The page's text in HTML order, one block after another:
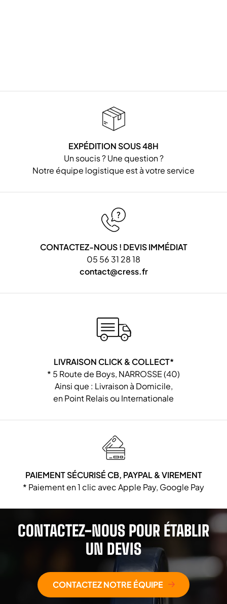
EXPÉDITION SOUS 48H
Un soucis ? Une question ?
Notre équipe logistique est à votre service
CONTACTEZ-NOUS ! DEVIS IMMÉDIAT
05 56 31 28 18
contact@cress.fr
LIVRAISON CLICK & COLLECT*
* 5 Route de Boys, NARROSSE (40)
Ainsi que : Livraison à Domicile,
en Point Relais ou Internationale
PAIEMENT SÉCURISÉ CB, PAYPAL & VIREMENT
* Paiement en 1 clic avec Apple Pay, Google Pay
CONTACTEZ-NOUS POUR ÉTABLIR
UN DEVIS
CONTACTEZ NOTRE ÉQUIPE